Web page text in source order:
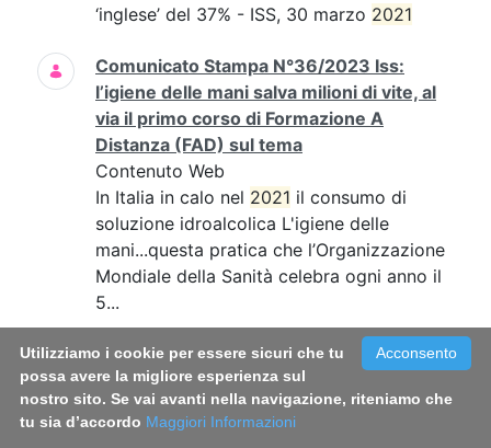
‘inglese’ del 37% - ISS, 30 marzo 2021
Comunicato Stampa N°36/2023 Iss:
l’igiene delle mani salva milioni di vite, al
via il primo corso di Formazione A
Distanza (FAD) sul tema
Contenuto Web
In Italia in calo nel 2021 il consumo di
soluzione idroalcolica L'igiene delle
mani...questa pratica che l’Organizzazione
Mondiale della Sanità celebra ogni anno il
5...
Comunicato Stampa N°39/2022 - Fumo:
in Italia circa 800mila fumatori in più
rispetto al 2019. Triplicato il consumo di
sigarette a tabacco riscaldato
Acconsento
Utilizziamo i cookie per essere sicuri che tu
possa avere la migliore esperienza sul
nostro sito. Se vai avanti nella navigazione, riteniamo che
tu sia d’accordo Maggiori Informazioni